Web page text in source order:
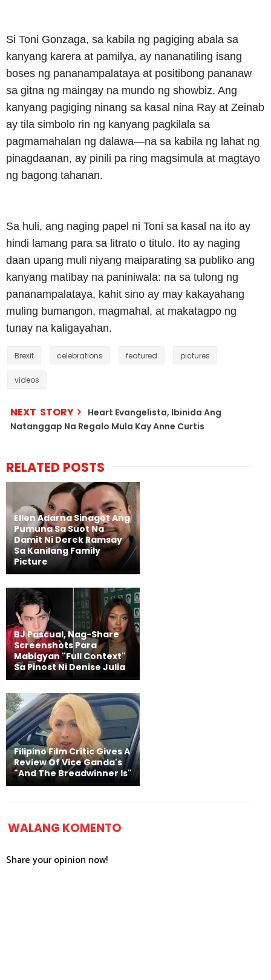
Si Toni Gonzaga, sa kabila ng pagiging abala sa
kanyang karera at pamilya, ay nananatiling isang
boses ng pananampalataya at positibong pananaw
sa gitna ng maingay na mundo ng showbiz. Ang
kanyang pagiging ninang sa kasal nina Ray at Zeinab
ay tila simbolo rin ng kanyang pagkilala sa
pagmamahalan ng dalawa—na sa kabila ng lahat ng
pinagdaanan, ay pinili pa ring magsimula at magtayo
ng bagong tahanan.
Sa huli, ang naging papel ni Toni sa kasal na ito ay
hindi lamang para sa litrato o titulo. Ito ay naging
daan upang muli niyang maiparating sa publiko ang
kanyang matibay na paniniwala: na sa tulong ng
pananampalataya, kahit sino ay may kakayahang
muling bumangon, magmahal, at makatagpo ng
tunay na kaligayahan.
Brexit celebrations featured pictures
videos
NEXT STORY
Heart Evangelista, Ibinida Ang
Natanggap Na Regalo Mula Kay Anne Curtis
RELATED POSTS
Ellen Adarna Sinagot Ang
Pumuna Sa Suot Na
Damit Ni Derek Ramsay
Sa Kanilang Family
Picture
BJ Pascual, Nag-Share
Screenshots Para
Mabigyan "Full Context"
Sa Pinost Ni Denise Julia
Filipino Film Critic Gives A
Review Of Vice Ganda's
"And The Breadwinner Is"
WALANG KOMENTO
Share your opinion now!